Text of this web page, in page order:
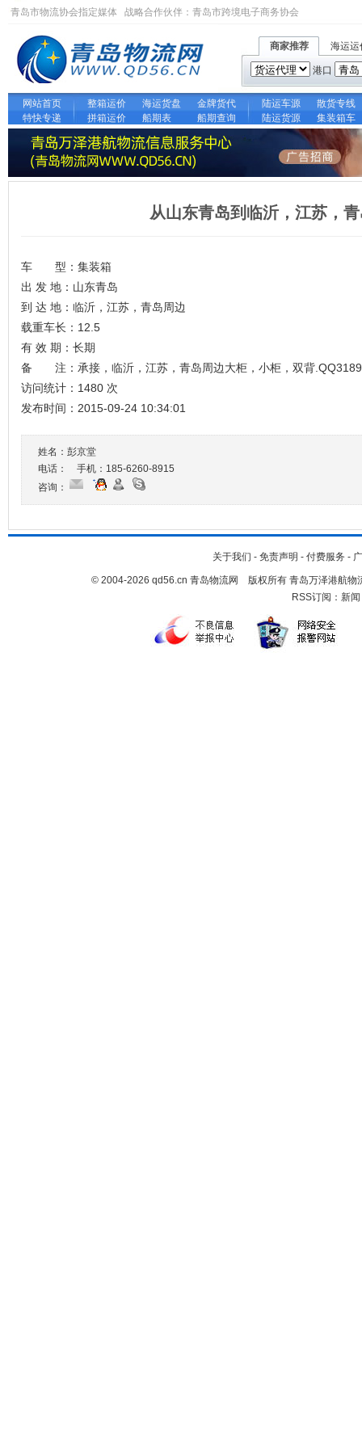
青岛市物流协会指定媒体 战略合作伙伴： 青岛市跨境电子商务协会
商家推荐 海运运
港口
网站首页 整箱运价 海运货盘 金牌货代 陆运车源
散货专线
特快专递
拼箱运价 船期表 船期查询 陆运货源 集装箱车
从山东青岛到临沂，江苏，
车 型：集装箱
出 发 地：山东青岛
到 达 地：临沂，江苏，青岛周边
载重车长：12.5
有 效 期：长期
备 注：承接，临沂，江苏，青岛周边大柜，小柜，双背
访问统计：1480 次
发布时间：2015-09-24 10:34:01
姓名：彭京堂
电话： 手机： 185-6260-8915
咨询：
关于我们 - 免责声明 - 付费服务 -
© 2004-2026 qd56.cn 青岛物流网 版权所有 青岛万泽港航物
RSS订阅： 新闻